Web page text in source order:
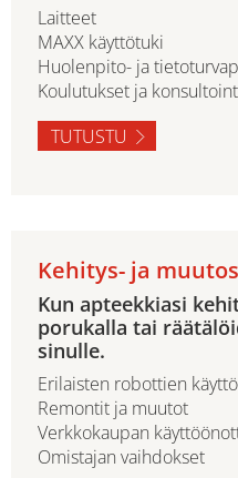
Laitteet
MAXX käyttötuki
Huolenpito- ja
Koulutukset ja
TUTUSTU
Kehitys- ja
Kun apteekkiasi
porukalla tai
sinulle.
Erilaisten robottien
Remontit ja muutot
Verkkokaupan
Omistajan vaihdokset